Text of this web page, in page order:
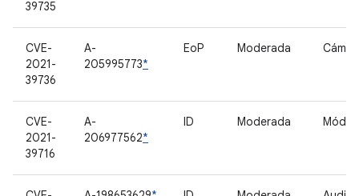
39735
CVE-
2021-
39736
A-
205995773*
EoP Moderada
CVE-
2021-
39716
A-
206977562*
ID Moderada